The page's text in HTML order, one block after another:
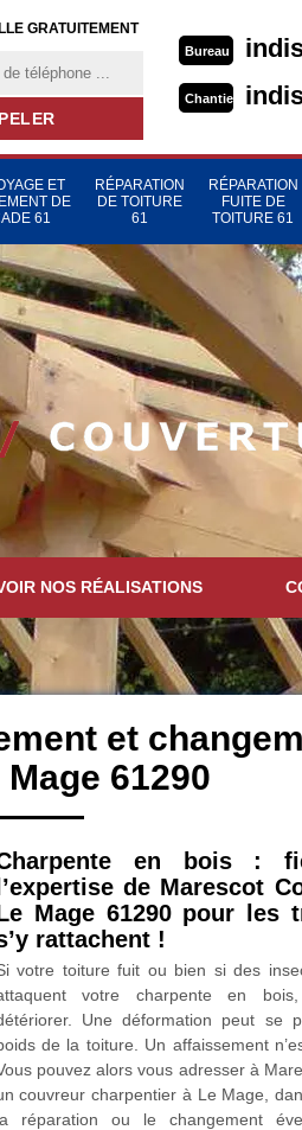
GRATUITEMENT
Bureau
Chantier
ET
DE
61
RÉPARATION
DE TOITURE
61
RÉPARATION
FUITE DE
TOITURE 61
NOS RÉALISATIONS
et
61290
en bois :
l’expertise de Marescot
Mage 61290 pour les
rattachent !
votre toiture fuit ou bien si des
votre charpente en
Une déformation peut se
de la toiture. Un affaissement
pouvez alors vous adresser à
couvreur charpentier à Le Mage,
réparation ou le changement